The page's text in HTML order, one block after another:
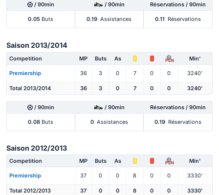
/ 90min / 90min Réservations / 90min
0.05 Buts 0.19 Assistances 0.11 Réservations
Saison 2013/2014
Competition MP Buts As PEN Min'
Premiership 36 3 0 7 0 0 3240'
Total 2013/2014 36 3 0 7 0 0 3240'
/ 90min / 90min Réservations / 90min
0.08 Buts 0 Assistances 0.19 Réservations
Saison 2012/2013
Competition MP Buts As PEN Min'
Premiership 37 0 0 8 0 0 3330'
Total 2012/2013 37 0 0 8 0 0 3330'